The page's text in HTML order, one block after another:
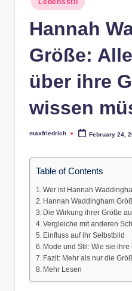
in
Lebensstil
Hannah
Größe:
über ihre
wissen
Posted
maxfriedrich February 24,
Table of Contents
Wer ist Hannah
Hannah Waddingham
Die Wirkung ihrer Größe
Vergleiche mit anderen
Einfluss auf ihr Selbstbild
Mode und Stil: Wie sie ihre
Fazit: Mehr als nur die
Mehr Lesen